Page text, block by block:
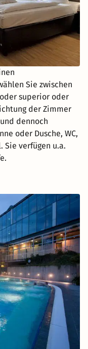
Sie zwischen
superior oder
der Zimmer
dennoch
oder Dusche, WC,
Sie verfügen u.a.